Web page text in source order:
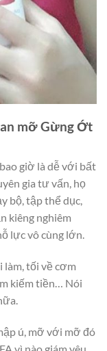
mỡ Gừng Ớt
giờ là dễ với bất
gia tư vấn, họ
bộ, tập thể dục,
kiêng nghiêm
lực vô cùng lớn.
làm, tối về cơm
kiếm tiền… Nói
ú, mỡ với mỡ đó